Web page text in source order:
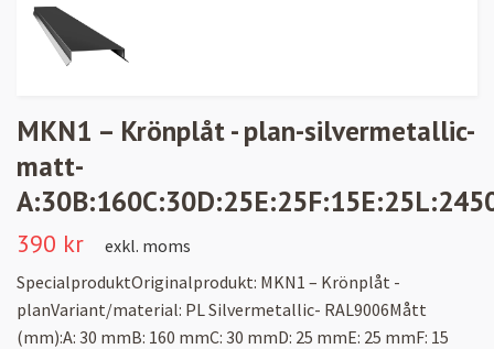
MKN1 – Krönplåt - plan-silvermetallic-
matt-
390 kr
exkl. moms
SpecialproduktOriginalprodukt: MKN1 – Krönplåt -
planVariant/material: PL Silvermetallic- RAL9006Mått
(mm):A: 30 mmB: 160 mmC: 30 mmD: 25 mmE: 25 mmF: 15